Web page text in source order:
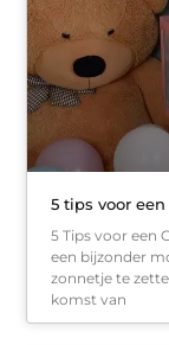
5 tips voor
5 Tips voor een
een bijzonder
zonnetje te
komst van